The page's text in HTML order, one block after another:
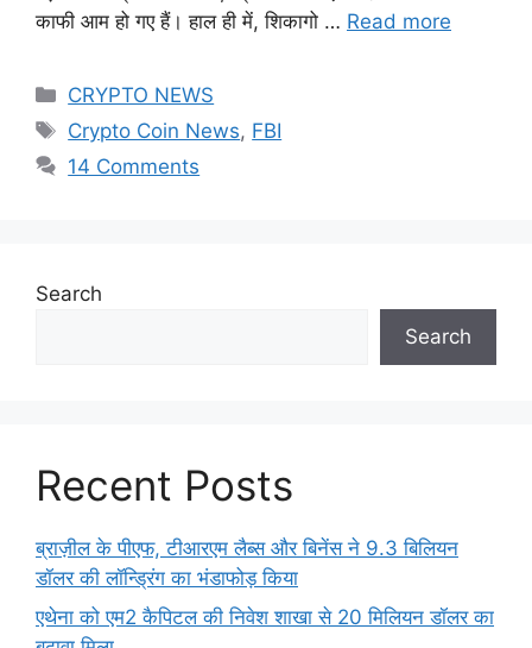
काफी आम हो गए हैं। हाल ही में, शिकागो … Read more
Categories
CRYPTO NEWS
Tags
Crypto Coin News, FBI
14 Comments
Search
Search
Recent Posts
ब्राज़ील के पीएफ, टीआरएम लैब्स और बिनेंस ने 9.3 बिलियन
डॉलर की लॉन्ड्रिंग का भंडाफोड़ किया
एथेना को एम2 कैपिटल की निवेश शाखा से 20 मिलियन डॉलर का